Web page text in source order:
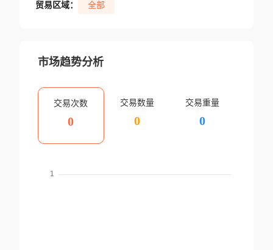
贸易区域： 全部
市场趋势分析
交易次数
0
交易数量
0
交易重量
0